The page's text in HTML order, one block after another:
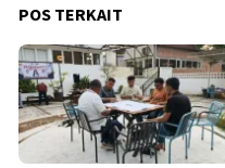
POS TERKAIT